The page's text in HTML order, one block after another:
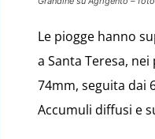
Le piogge hanno
a Santa Teresa,
74mm, seguita dai
Accumuli diffusi e